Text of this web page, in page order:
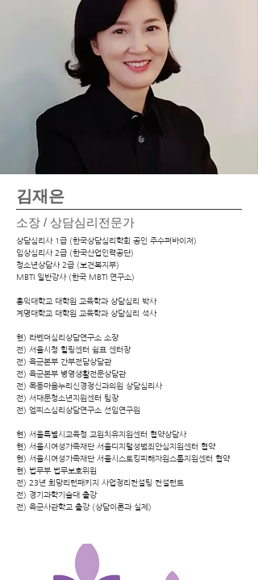
김재은
소장 / ​상담심리전문가
상담심리사 1급 (한국상담심리학회 공인 주수퍼바이저)
​임상심리사 2급 (한국산업인력공단)
청소년상담사 2급 (보건복지부)
MBTI 일반강사 (한국 MBTI 연구소)
홍익대학교 대학원 교육학과 상담심리 박사
계명대학교 대학원 교육학과 상담심리 석사
​현) 라벤더심리상담연구소 소장
전) 서울시청 힐링센터 쉼표 센터장
전) 육군본부 간부전담상담관
전) 육군본부 병영생활전문상담관
전) 목동마음누리신경정신과의원 상담심리사
전) 서대문청소년지원센터 팀장
전) 엠피스심리상담연구소 선임연구원
​현) 서울특별시교육청 교원치유지원센터 협약상담사
현) 서울시여성가족재단 서울디지털성범죄안심지원센터 협약
현) 서울시여성가족재단 서울시스토킹피해자원스톱지원센터 협약
현) 법무부 법무보호위원
전) 23년 희망리턴패키지 사업정리컨설팅 컨설턴트
전) 경기과학기술대 출강
​전) 육군사관학교 출강 (상담이론과 실제)